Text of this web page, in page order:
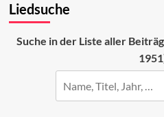
der
2024
11)
Liedsuche
Suche in der Liste aller